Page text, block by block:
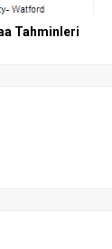
Tahminleri